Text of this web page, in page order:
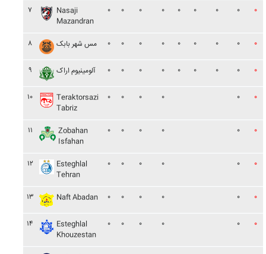
۷
Nasaji
Mazandran
۰ ۰ ۰ ۰ ۰ ۰ ۰ ۰ ۰
۸ مس شهر بابک ۰ ۰ ۰ ۰ ۰ ۰ ۰ ۰ ۰
۹ آلومينيوم اراک ۰ ۰ ۰ ۰ ۰ ۰ ۰ ۰ ۰
۱۰
Teraktorsazi
Tabriz
۰ ۰ ۰ ۰ ۰ ۰
۱۱
Zobahan
Isfahan
۰ ۰ ۰ ۰ ۰ ۰
۱۲
Esteghlal
Tehran
۰ ۰ ۰ ۰ ۰ ۰
۱۳ Naft Abadan ۰ ۰ ۰ ۰ ۰ ۰
۱۴
Esteghlal
Khouzestan
۰ ۰ ۰ ۰ ۰ ۰